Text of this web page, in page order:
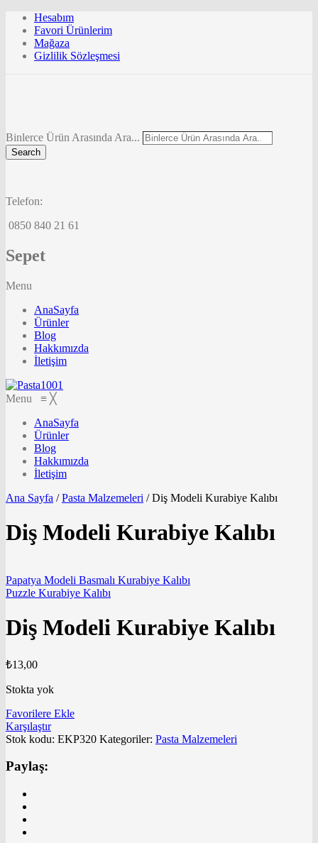
Hesabım
Favori Ürünlerim
Mağaza
Gizlilik Sözleşmesi
Binlerce Ürün Arasında Ara...
Search
Telefon:
0850 840 21 61
Sepet
Menu
AnaSayfa
Ürünler
Blog
Hakkımızda
İletişim
Menu ≡ ╳
AnaSayfa
Ürünler
Blog
Hakkımızda
İletişim
Ana Sayfa / Pasta Malzemeleri /Diş Modeli Kurabiye Kalıbı
Diş Modeli Kurabiye Kalıbı
Papatya Modeli Basmalı Kurabiye Kalıbı
Puzzle Kurabiye Kalıbı
Diş Modeli Kurabiye Kalıbı
₺13,00
Stokta yok
Favorilere Ekle
Karşılaştır
Stok kodu: EKP320 Kategoriler: Pasta Malzemeleri
Paylaş: